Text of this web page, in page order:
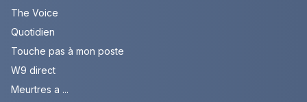
The Voice
Quotidien
Touche pas à mon poste
W9 direct
Meurtres a ...